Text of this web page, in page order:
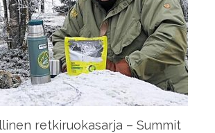
retkiruokasarja – Summit